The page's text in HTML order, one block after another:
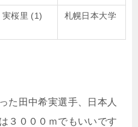
桜里 (1) 札幌日本大学
た田中希実選手、日本人
３０００ｍでもいいです